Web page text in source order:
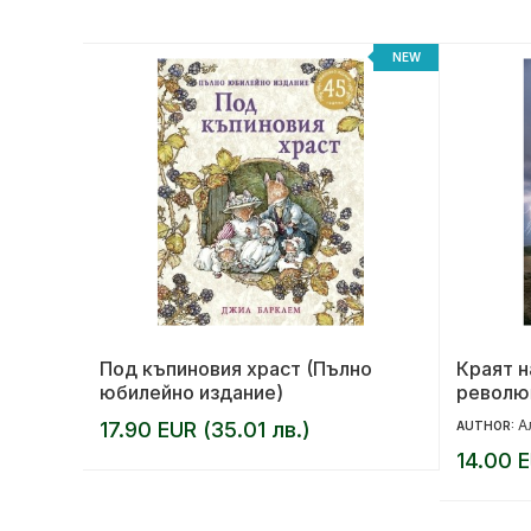
NEW
Под къпиновия храст (Пълно
юбилейно издание)
17.90 EUR (35.01 лв.)
Краят
AUTHOR:
14.00